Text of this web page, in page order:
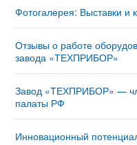
Фотогалерея: Выставки и
Отзывы о работе
завода «ТЕХПРИБОР»
Завод «ТЕХПРИБОР» —
палаты РФ
Инновационный